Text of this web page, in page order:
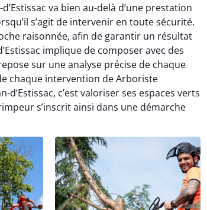
va bien au-delà d’une prestation
s’agit de intervenir en toute sécurité.
raisonnée, afin de garantir un résultat
implique de composer avec des
sur une analyse précise de chaque
chaque intervention de Arboriste
c’est valoriser ses espaces verts
s’inscrit ainsi dans une démarche